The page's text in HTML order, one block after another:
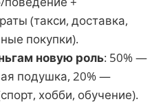
(такси, доставка,
покупки).
новую роль: 50% —
подушка, 20% —
хобби, обучение).